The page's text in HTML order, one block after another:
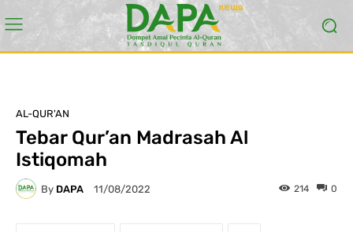
AL-QUR'AN
Tebar Qur’an Madrasah Al
Istiqomah
By DAPA 11/08/2022 0
214